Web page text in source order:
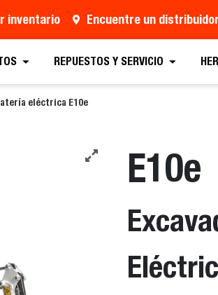
inventario Encuentre un distribuidor
REPUESTOS Y SERVICIO
eléctrica E10e
E10e